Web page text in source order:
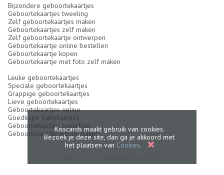
Bijzondere geboortekaartjes
Geboortekaartjes tweeling
Zelf geboortekaartjes maken
Geboortekaartjes zelf maken
Zelf geboortekaartje ontwerpen
Geboortekaartje online bestellen
Geboortekaartje kopen
Geboortekaartje met foto zelf maken
Leuke geboortekaartjes
Speciale geboortekaartjes
Grappige geboortekaartjes
Lieve geboortekaartjes
Geboortekaartjes online
Goedkope babykaartjes
Geboortekaartjes bestellen
Geboortekaartje online makenKisscards maakt gebruik van cookies.
Bezoek je deze site, dan ga je akkoord met
het plaatsen van Cookies.